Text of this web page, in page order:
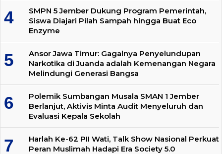
SMPN 5 Jember Dukung Program Pemerintah,
Siswa Diajari Pilah Sampah hingga Buat Eco
Enzyme
Ansor Jawa Timur: Gagalnya Penyelundupan
Narkotika di Juanda adalah Kemenangan Negara
Melindungi Generasi Bangsa
Polemik Sumbangan Musala SMAN 1 Jember
Berlanjut, Aktivis Minta Audit Menyeluruh dan
Evaluasi Kepala Sekolah
Harlah Ke-62 PII Wati, Talk Show Nasional Perkuat
Peran Muslimah Hadapi Era Society 5.0